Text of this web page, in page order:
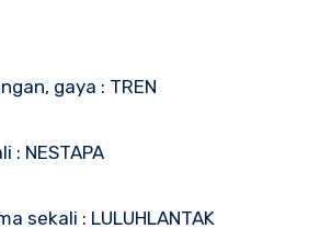
gaya : TREN
: NESTAPA
sekali : LULUHLANTAK